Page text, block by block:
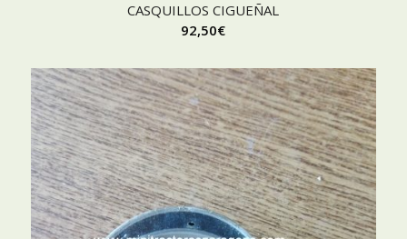
CASQUILLOS CIGUEÑAL
92,50€